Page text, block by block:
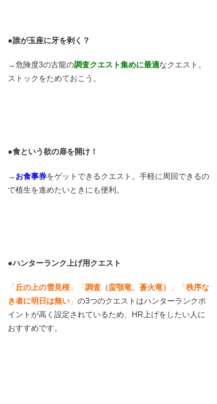
●誰が玉座に牙を剥く？
→危険度3の古龍の調査クエスト集めに最適なクエスト。
ストックをためておこう。
●食という欲の扉を開け！
→ お食事券をゲットできるクエスト。手軽に周回できるの
で植生を進めたいときにも便利。
●ハンターランク上げ用クエスト
「 丘の上の雪見桜」「 調査（蛮顎竜、蒼火竜） 」「 秩序な
き者に明日は無い 」 の3つのクエストはハンターランクポ
イントが高く設定されているため、HR上げをしたい人に
おすすめです。